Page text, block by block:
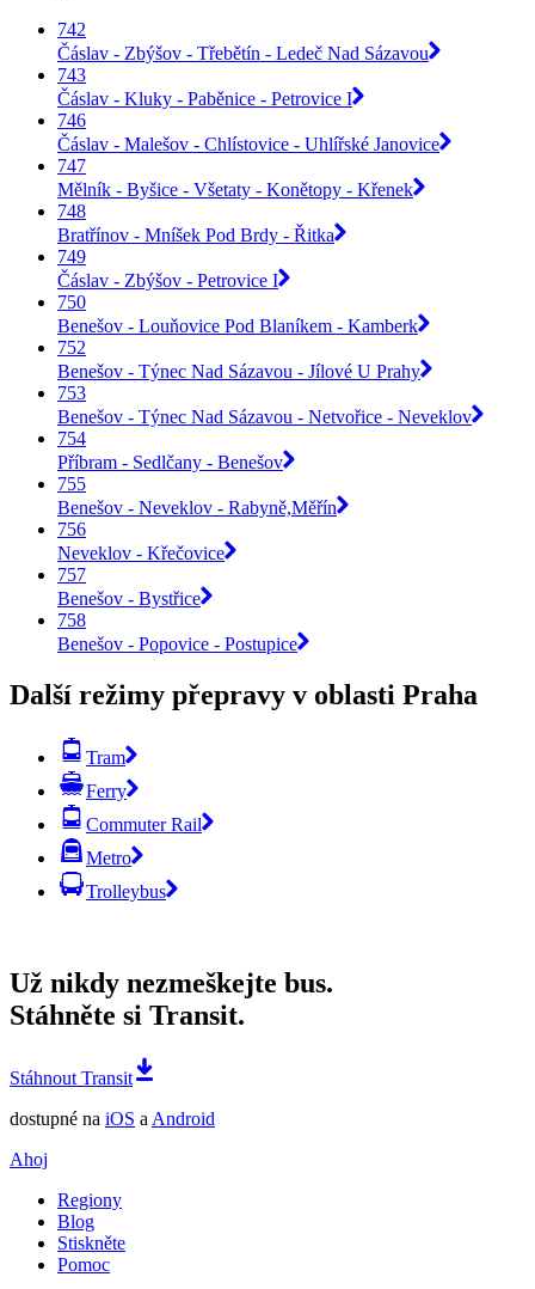
742
Čáslav - Zbýšov - Třebětín - Ledeč Nad Sázavou
743
Čáslav - Kluky - Paběnice - Petrovice I
746
Čáslav - Malešov - Chlístovice - Uhlířské Janovice
747
Mělník - Byšice - Všetaty - Konětopy - Křenek
748
Bratřínov - Mníšek Pod Brdy - Řitka
749
Čáslav - Zbýšov - Petrovice I
750
Benešov - Louňovice Pod Blaníkem - Kamberk
752
Benešov - Týnec Nad Sázavou - Jílové U Prahy
753
Benešov - Týnec Nad Sázavou - Netvořice - Neveklov
754
Příbram - Sedlčany - Benešov
755
Benešov - Neveklov - Rabyně,Měřín
756
Neveklov - Křečovice
757
Benešov - Bystřice
758
Benešov - Popovice - Postupice
Další režimy přepravy v oblasti Praha
Tram
Ferry
Commuter Rail
Metro
Trolleybus
Už nikdy nezmeškejte bus.
Stáhněte si Transit.
Stáhnout Transit
dostupné na iOS a Android
Ahoj
Regiony
Blog
Stiskněte
Pomoc